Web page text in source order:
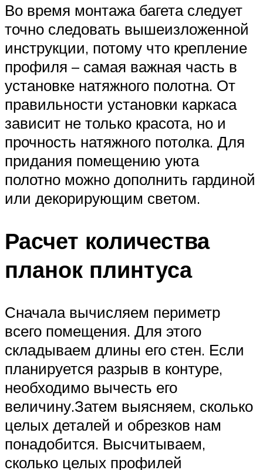
Во время монтажа багета следует
точно следовать вышеизложенной
инструкции, потому что крепление
профиля – самая важная часть в
установке натяжного полотна. От
правильности установки каркаса
зависит не только красота, но и
прочность натяжного потолка. Для
придания помещению уюта
полотно можно дополнить гардиной
или декорирующим светом.
Расчет количества
планок плинтуса
Сначала вычисляем периметр
всего помещения. Для этого
складываем длины его стен. Если
планируется разрыв в контуре,
необходимо вычесть его
величину.Затем выясняем, сколько
целых деталей и обрезков нам
понадобится. Высчитываем,
сколько целых профилей